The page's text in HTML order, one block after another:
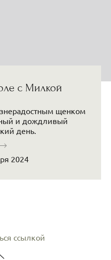
с Милкой
щенком
и дождливый
день.
2024
ссылкой